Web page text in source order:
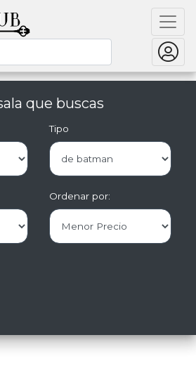
que buscas
Tipo
Ordenar por: